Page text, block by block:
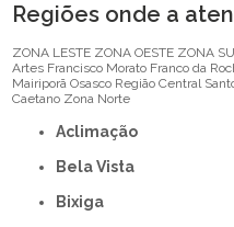
Regiões onde a
ZONA LESTE ZONA OESTE ZONA
Artes Francisco Morato Franco da
Mairiporã Osasco Região Central
Caetano Zona Norte
Aclimação
Bela Vista
Bixiga